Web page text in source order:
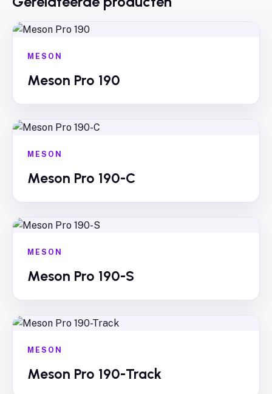
MESON
Meson Pro 190
MESON
Meson Pro 190-C
MESON
Meson Pro 190-S
MESON
Meson Pro 190-Track